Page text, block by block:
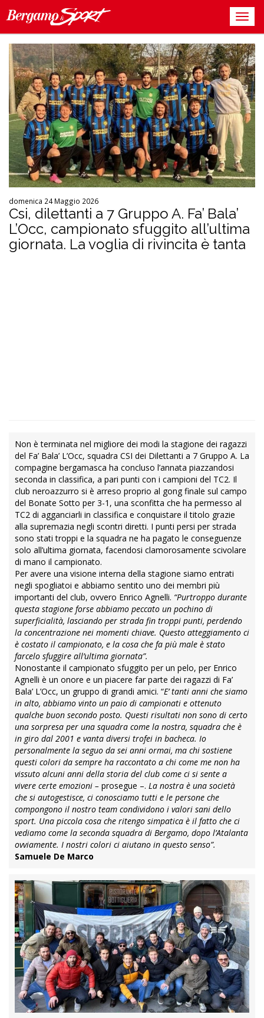
domenica 24 Maggio 2026
Csi, dilettanti a 7 Gruppo A. Fa’ Bala’
L’Occ, campionato sfuggito all’ultima
giornata. La voglia di rivincita è tanta
Non è terminata nel migliore dei modi la stagione dei ragazzi
del Fa’ Bala’ L’Occ, squadra CSI dei Dilettanti a 7 Gruppo A. La
compagine bergamasca ha concluso l’annata piazzandosi
seconda in classifica, a pari punti con i campioni del TC2. Il
club neroazzurro si è arreso proprio al gong finale sul campo
del Bonate Sotto per 3-1, una sconfitta che ha permesso al
TC2 di agganciarli in classifica e conquistare il titolo grazie
alla supremazia negli scontri diretti. I punti persi per strada
sono stati troppi e la squadra ne ha pagato le conseguenze
solo all’ultima giornata, facendosi clamorosamente scivolare
di mano il campionato.
Per avere una visione interna della stagione siamo entrati
negli spogliatoi e abbiamo sentito uno dei membri più
importanti del club, ovvero Enrico Agnelli. “Purtroppo durante
questa stagione forse abbiamo peccato un pochino di
superficialità, lasciando per strada fin troppi punti, perdendo
la concentrazione nei momenti chiave. Questo atteggiamento ci
è costato il campionato, e la cosa che fa più male è stato
farcelo sfuggire all’ultima giornata”.
Nonostante il campionato sfuggito per un pelo, per Enrico
Agnelli è un onore e un piacere far parte dei ragazzi di Fa’
Bala’ L’Occ, un gruppo di grandi amici. “E’ tanti anni che siamo
in alto, abbiamo vinto un paio di campionati e ottenuto
qualche buon secondo posto. Questi risultati non sono di certo
una sorpresa per una squadra come la nostra, squadra che è
in giro dal 2001 e vanta diversi trofei in bacheca. Io
personalmente la seguo da sei anni ormai, ma chi sostiene
questi colori da sempre ha raccontato a chi come me non ha
vissuto alcuni anni della storia del club come ci si sente a
vivere certe emozioni – prosegue –. La nostra è una società
che si autogestisce, ci conosciamo tutti e le persone che
compongono il nostro team condividono i valori sani dello
sport. Una piccola cosa che ritengo simpatica è il fatto che ci
vediamo come la seconda squadra di Bergamo, dopo l’Atalanta
ovviamente. I nostri colori ci aiutano in questo senso”.
Samuele De Marco